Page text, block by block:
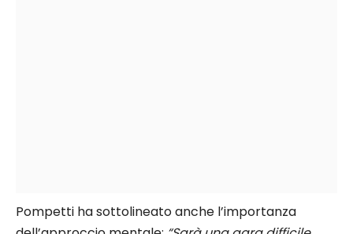
Pompetti ha sottolineato anche l’importanza